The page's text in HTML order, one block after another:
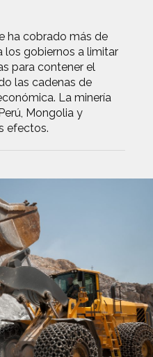
ha cobrado más de
los gobiernos a limitar
para contener el
las cadenas de
La minería
Mongolia y
efectos.